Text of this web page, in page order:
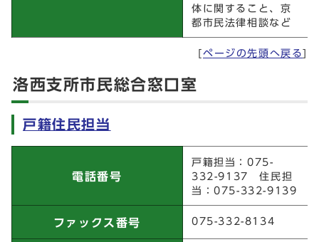
体に関すること、京
都市民法律相談など
ページの先頭へ戻る
洛西支所市民総合窓口室
戸籍住民担当
電話番号
戸籍担当：075-
332-9137 住民担
当：075-332-9139
ファックス番号 075-332-8134